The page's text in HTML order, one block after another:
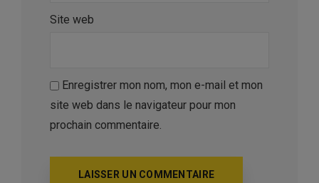
Site web
Enregistrer mon nom, mon e-mail et mon
site web dans le navigateur pour mon
prochain commentaire.